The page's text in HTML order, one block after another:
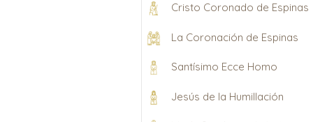
Cristo Coronado de Espinas
La Coronación de Espinas
Santísimo Ecce Homo
Jesús de la Humillación